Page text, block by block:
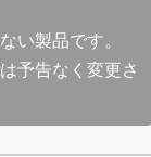
い製品です。
予告なく変更さ